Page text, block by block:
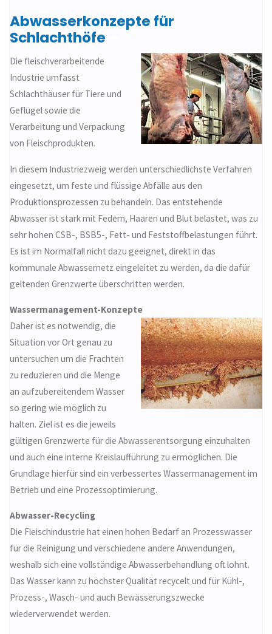
Abwasserkonzepte für
Schlachthöfe
Die fleischverarbeitende
Industrie umfasst
Schlachthäuser für Tiere und
Geflügel sowie die
Verarbeitung und Verpackung
von Fleischprodukten.
In diesem Industriezweig werden unterschiedlichste Verfahren
eingesetzt, um feste und flüssige Abfälle aus den
Produktionsprozessen zu behandeln. Das entstehende
Abwasser ist stark mit Federn, Haaren und Blut belastet, was zu
sehr hohen CSB-, BSB5-, Fett- und Feststoffbelastungen führt.
Es ist im Normalfall nicht dazu geeignet, direkt in das
kommunale Abwassernetz eingeleitet zu werden, da die dafür
geltenden Grenzwerte überschritten werden.
Wassermanagement-Konzepte
Daher ist es notwendig, die
Situation vor Ort genau zu
untersuchen um die Frachten
zu reduzieren und die Menge
an aufzubereitendem Wasser
so gering wie möglich zu
halten. Ziel ist es die jeweils
gültigen Grenzwerte für die Abwasserentsorgung einzuhalten
und auch eine interne Kreislaufführung zu ermöglichen. Die
Grundlage hierfür sind ein verbessertes Wassermanagement im
Betrieb und eine Prozessoptimierung.
Abwasser-Recycling
Die Fleischindustrie hat einen hohen Bedarf an Prozesswasser
für die Reinigung und verschiedene andere Anwendungen,
weshalb sich eine vollständige Abwasserbehandlung oft lohnt.
Das Wasser kann zu höchster Qualität recycelt und für Kühl-,
Prozess-, Wasch- und auch Bewässerungszwecke
wiederverwendet werden.